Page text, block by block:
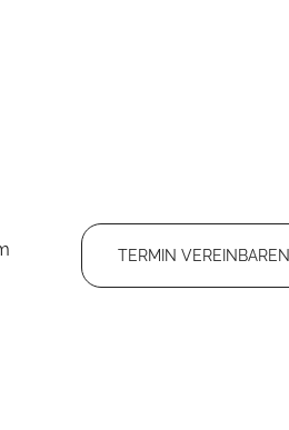
TERMIN VEREINBAREN